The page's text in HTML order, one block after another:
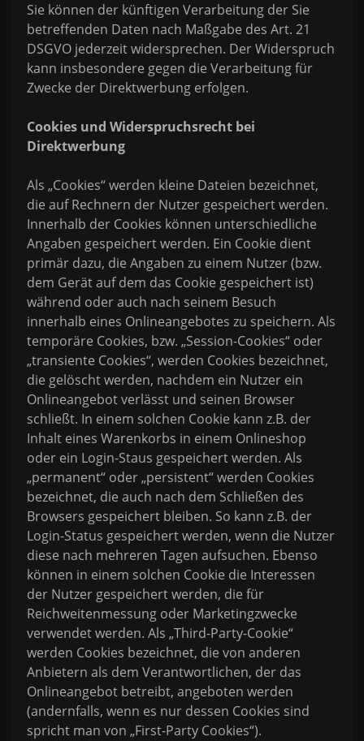
Sie können der künftigen Verarbeitung der Sie
betreffenden Daten nach Maßgabe des Art. 21
DSGVO jederzeit widersprechen. Der Widerspruch
kann insbesondere gegen die Verarbeitung für
Zwecke der Direktwerbung erfolgen.
Cookies und Widerspruchsrecht bei
Direktwerbung
Als „Cookies“ werden kleine Dateien bezeichnet,
die auf Rechnern der Nutzer gespeichert werden.
Innerhalb der Cookies können unterschiedliche
Angaben gespeichert werden. Ein Cookie dient
primär dazu, die Angaben zu einem Nutzer (bzw.
dem Gerät auf dem das Cookie gespeichert ist)
während oder auch nach seinem Besuch
innerhalb eines Onlineangebotes zu speichern. Als
temporäre Cookies, bzw. „Session-Cookies“ oder
„transiente Cookies“, werden Cookies bezeichnet,
die gelöscht werden, nachdem ein Nutzer ein
Onlineangebot verlässt und seinen Browser
schließt. In einem solchen Cookie kann z.B. der
Inhalt eines Warenkorbs in einem Onlineshop
oder ein Login-Staus gespeichert werden. Als
„permanent“ oder „persistent“ werden Cookies
bezeichnet, die auch nach dem Schließen des
Browsers gespeichert bleiben. So kann z.B. der
Login-Status gespeichert werden, wenn die Nutzer
diese nach mehreren Tagen aufsuchen. Ebenso
können in einem solchen Cookie die Interessen
der Nutzer gespeichert werden, die für
Reichweitenmessung oder Marketingzwecke
verwendet werden. Als „Third-Party-Cookie“
werden Cookies bezeichnet, die von anderen
Anbietern als dem Verantwortlichen, der das
Onlineangebot betreibt, angeboten werden
(andernfalls, wenn es nur dessen Cookies sind
spricht man von „First-Party Cookies“).